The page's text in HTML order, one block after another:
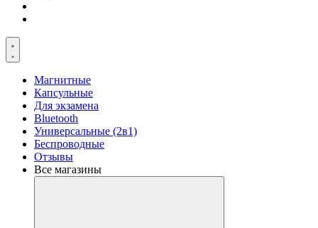
Магнитные
Капсульные
Для экзамена
Bluetooth
Универсальные (2в1)
Беспроводные
Отзывы
Все магазины